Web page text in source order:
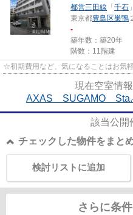
都営三田線 「千石
東京都豊島区巣鴨
-
築年数：築20年
階数：11階建
☆初期費用など、気になることはお気
現在空室情
AXAS SUGAMO Sta.
該当公開
チェックした物件をまと
検討リストに追加
さらに条